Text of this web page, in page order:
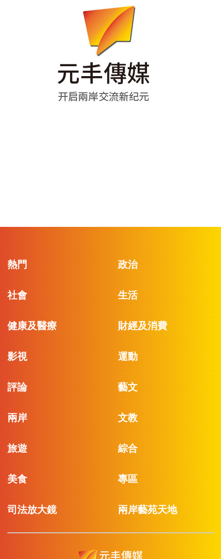
熱門 政治
社會 生活
健康及醫療 財經及消費
影視 運動
評論 藝文
兩岸 文教
旅遊 綜合
美食 專區
司法放大鏡 兩岸藝苑天地